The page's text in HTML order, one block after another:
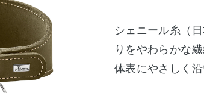
シェニール糸（
りをやわらかな
体表にやさしく